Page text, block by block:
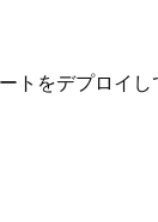
をデプロイし